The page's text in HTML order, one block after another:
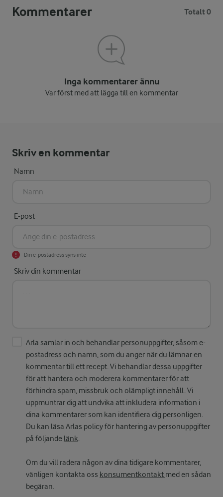
Kommentarer Totalt 0
Inga kommentarer ännu
Var först med att lägga till en kommentar
Skriv en kommentar
Namn
E-post
Din e-postadress syns inte
Skriv din kommentar
Arla samlar in och behandlar personuppgifter, såsom e-
postadress och namn, som du anger när du lämnar en
kommentar till ett recept. Vi behandlar dessa uppgifter
för att hantera och moderera kommentarer för att
förhindra spam, missbruk och olämpligt innehåll. Vi
uppmuntrar dig att undvika att inkludera information i
dina kommentarer som kan identifiera dig personligen.
Du kan läsa Arlas policy för hantering av personuppgifter
på följande länk.
Om du vill radera någon av dina tidigare kommentarer,
vänligen kontakta oss konsumentkontakt med en sådan
begäran.